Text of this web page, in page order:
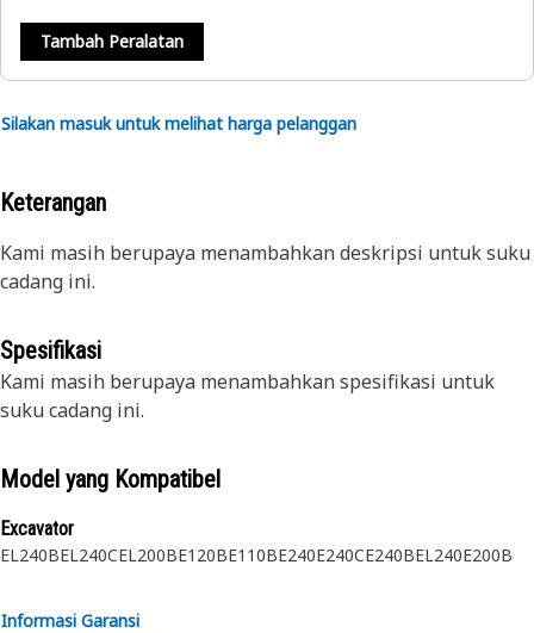
Tambah Peralatan
Silakan masuk untuk melihat harga pelanggan
Keterangan
Kami masih berupaya menambahkan deskripsi untuk suku
cadang ini.
Spesifikasi
Kami masih berupaya menambahkan spesifikasi untuk
suku cadang ini.
Model yang Kompatibel
Excavator
EL240BEL240CEL200BE120BE110BE240E240CE240BEL240E200B
Informasi Garansi